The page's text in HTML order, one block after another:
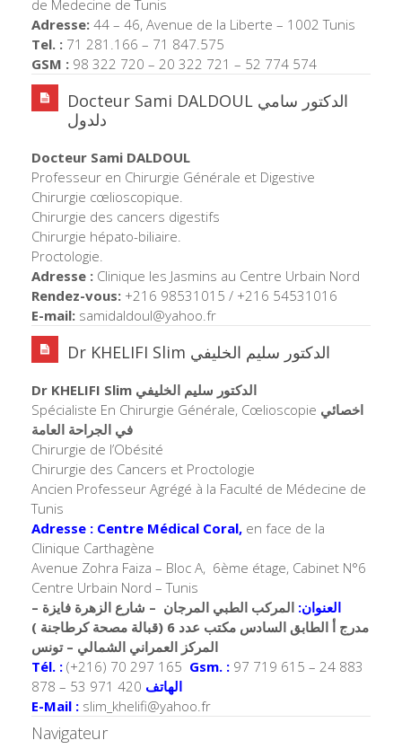
de Medecine de Tunis
Adresse: 44 – 46, Avenue de la Liberte – 1002 Tunis
Tel. : 71 281.166 – 71 847.575
GSM : 98 322 720 – 20 322 721 – 52 774 574
Docteur Sami DALDOUL الدكتور سامي
دلدول
Docteur Sami DALDOUL
Professeur en Chirurgie Générale et Digestive
Chirurgie cœlioscopique.
Chirurgie des cancers digestifs
Chirurgie hépato-biliaire.
Proctologie.
Adresse : Clinique les Jasmins au Centre Urbain Nord
Rendez-vous: +216 98531015 / +216 54531016
E-mail: samidaldoul@yahoo.fr
Dr KHELIFI Slim الدكتور سليم الخليفي
Dr KHELIFI Slim الدكتور سليم الخليفي
Spécialiste En Chirurgie Générale, Cœlioscopie اخصائي
في الجراحة العامة
Chirurgie de l’Obésité
Chirurgie des Cancers et Proctologie
Ancien Professeur Agrégé à la Faculté de Médecine de
Tunis
Adresse : Centre Médical Coral, en face de la
Clinique Carthagène
Avenue Zohra Faiza – Bloc A, 6ème étage, Cabinet N°6
Centre Urbain Nord – Tunis
العنوان: المركب الطبي المرجان – شارع الزهرة فايزة –
مدرج أ الطابق السادس مكتب عدد 6 (قبالة مصحة كرطاجنة )
المركز العمراني الشمالي – تونس
Tél. : (+216) 70 297 165 Gsm. : 97 719 615 – 24 883
878 – 53 971 420 الهاتف
E-Mail : slim_khelifi@yahoo.fr
Navigateur